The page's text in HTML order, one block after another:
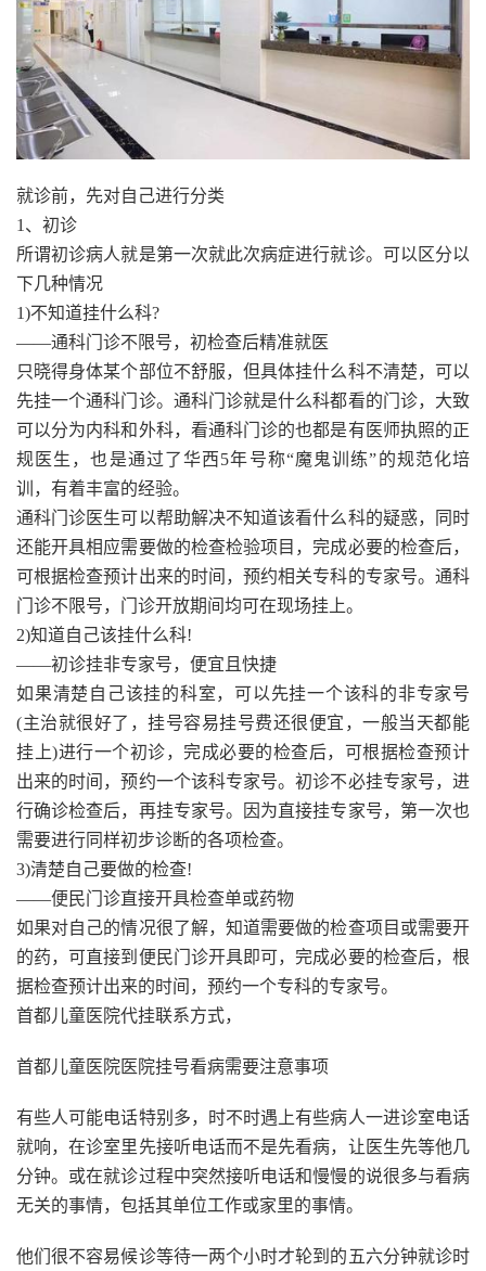
就诊前，先对自己进行分类
1、初诊
所谓初诊病人就是第一次就此次病症进行就诊。可以区分以
下几种情况
1)不知道挂什么科?
——通科门诊不限号，初检查后精准就医
只晓得身体某个部位不舒服，但具体挂什么科不清楚，可以
先挂一个通科门诊。通科门诊就是什么科都看的门诊，大致
可以分为内科和外科，看通科门诊的也都是有医师执照的正
规医生，也是通过了华西5年号称“魔鬼训练”的规范化培
训，有着丰富的经验。
通科门诊医生可以帮助解决不知道该看什么科的疑惑，同时
还能开具相应需要做的检查检验项目，完成必要的检查后，
可根据检查预计出来的时间，预约相关专科的专家号。通科
门诊不限号，门诊开放期间均可在现场挂上。
2)知道自己该挂什么科!
——初诊挂非专家号，便宜且快捷
如果清楚自己该挂的科室，可以先挂一个该科的非专家号
(主治就很好了，挂号容易挂号费还很便宜，一般当天都能
挂上)进行一个初诊，完成必要的检查后，可根据检查预计
出来的时间，预约一个该科专家号。初诊不必挂专家号，进
行确诊检查后，再挂专家号。因为直接挂专家号，第一次也
需要进行同样初步诊断的各项检查。
3)清楚自己要做的检查!
——便民门诊直接开具检查单或药物
如果对自己的情况很了解，知道需要做的检查项目或需要开
的药，可直接到便民门诊开具即可，完成必要的检查后，根
据检查预计出来的时间，预约一个专科的专家号。
首都儿童医院代挂联系方式，
首都儿童医院医院挂号看病需要注意事项
有些人可能电话特别多，时不时遇上有些病人一进诊室电话
就响，在诊室里先接听电话而不是先看病，让医生先等他几
分钟。或在就诊过程中突然接听电话和慢慢的说很多与看病
无关的事情，包括其单位工作或家里的事情。
他们很不容易候诊等待一两个小时才轮到的五六分钟就诊时